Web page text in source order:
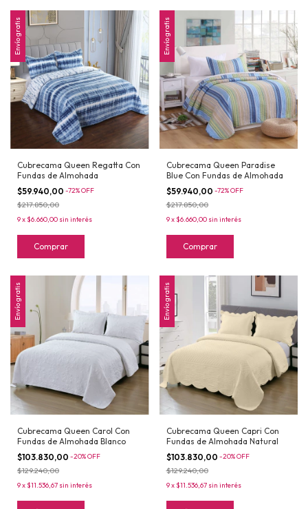
Envío gratis
Cubrecama Queen Regatta Con
Fundas de Almohada
$59.940,00 -72%OFF
$217.850,00
9x$6.660,00 sin interés
Comprar
Envío gratis
Cubrecama Queen Paradise
Blue Con Fundas de Almohada
$59.940,00 -72%OFF
$217.850,00
9x$6.660,00 sin interés
Comprar
Envío gratis
Cubrecama Queen Carol Con
Fundas de Almohada Blanco
$103.830,00 -20%OFF
$129.240,00
9x$11.536,67 sin interés
Envío gratis
Cubrecama Queen Capri Con
Fundas de Almohada Natural
$103.830,00 -20%OFF
$129.240,00
9x$11.536,67 sin interés